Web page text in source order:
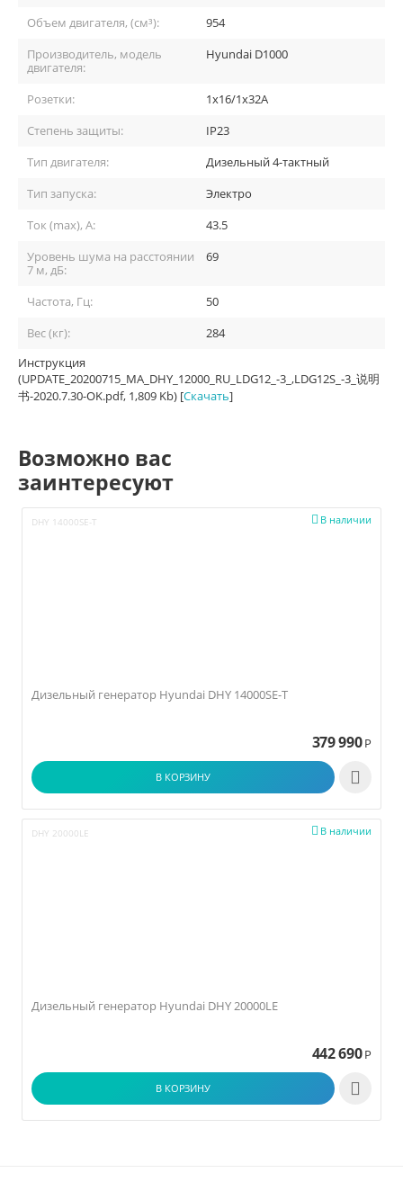
Объем двигателя, (см³):
954
Производитель, модель
двигателя:
Hyundai D1000
Розетки:
1х16/1х32А
Степень защиты:
IP23
Тип двигателя:
Дизельный 4-тактный
Тип запуска:
Электро
Ток (max), A:
43.5
Уровень шума на расстоянии
7 м, дБ:
69
Частота, Гц:
50
Вес (кг):
284
Инструкция
(UPDATE_20200715_MA_DHY_12000_RU_LDG12_-3_,LDG12S_-3_说明
书-2020.7.30-OK.pdf, 1,809 Kb) [Скачать]
Возможно вас
заинтересуют
DHY 14000SE-T В наличии

Дизельный генератор Hyundai DHY 14000SE-T
379 990 Р
В КОРЗИНУ 
DHY 20000LE В наличии

Дизельный генератор Hyundai DHY 20000LE
442 690 Р
В КОРЗИНУ 